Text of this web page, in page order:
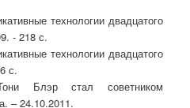
технологии двадцатого
- 218 с.
технологии двадцатого
с.
Блэр стал советником
– 24.10.2011.